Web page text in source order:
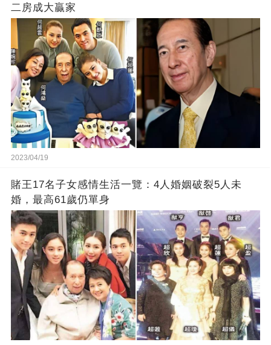
二房成大贏家
2023/04/19
賭王17名子女感情生活一覽：4人婚姻破裂5人未
婚，最高61歲仍單身